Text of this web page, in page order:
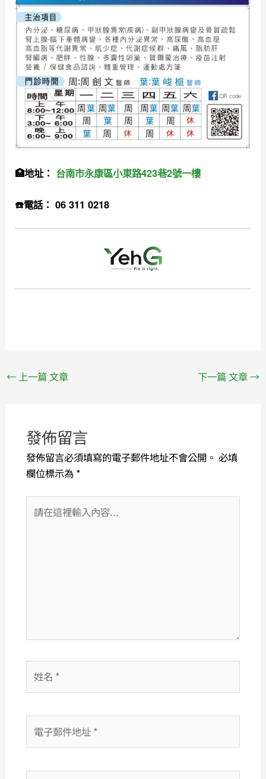
🏥地址： 台南市永康區小東路423巷2號一樓
☎️電話： 06 311 0218
←上一篇 文章 下一篇 文章→
發佈留言
發佈留言必須填寫的電子郵件地址不會公開。 必填
欄位標示為 *
在
名
件